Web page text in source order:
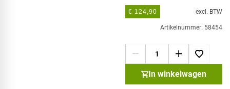
€ 124,90 excl. BTW
Artikelnummer: 58454
In winkelwagen